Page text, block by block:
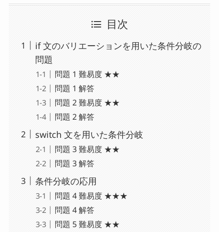
目次
if 文のバリエーションを用いた条件分岐の
問題
問題 1 難易度 ★★
問題 1 解答
問題 2 難易度 ★★
問題 2 解答
switch 文を用いた条件分岐
問題 3 難易度 ★★
問題 3 解答
条件分岐の応用
問題 4 難易度 ★★★
問題 4 解答
問題 5 難易度 ★★